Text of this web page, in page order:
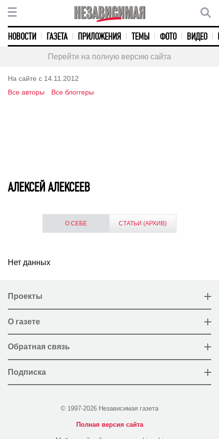
НОВОСТИ ГАЗЕТА ПРИЛОЖЕНИЯ ТЕМЫ ФОТО ВИДЕО
Перейти на полную версию сайта
На сайте с 14.11.2012
Все авторы
Все блоггеры
АЛЕКСЕЙ АЛЕКСЕЕВ
О СЕБЕ СТАТЬИ (АРХИВ)
Нет данных
Проекты
О газете
Обратная связь
Подписка
© 1997-2026 Независимая газета
Полная версия сайта